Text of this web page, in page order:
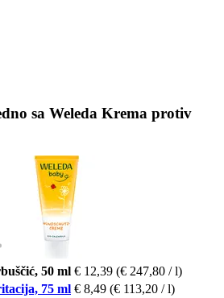
sa Weleda Krema protiv
50 ml € 12,39 (€ 247,80 / l)
75 ml € 8,49 (€ 113,20 / l)